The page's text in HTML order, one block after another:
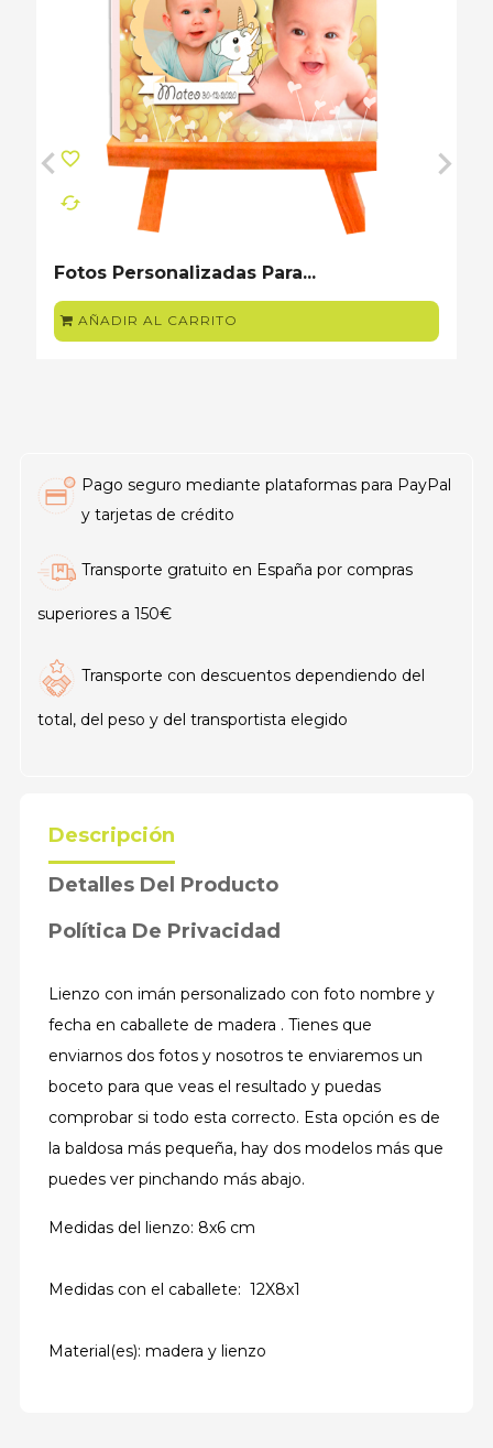
favorite_border
cached
Fotos Personalizadas Para...
AÑADIR AL CARRITO
Pago seguro mediante plataformas para PayPal
y tarjetas de crédito
Transporte gratuito en España por compras
superiores a 150€
Transporte con descuentos dependiendo del
total, del peso y del transportista elegido
Descripción
Detalles Del Producto
Política De Privacidad
Lienzo con imán personalizado con foto nombre y
fecha en caballete de madera . Tienes que
enviarnos dos fotos y nosotros te enviaremos un
boceto para que veas el resultado y puedas
comprobar si todo esta correcto. Esta opción es de
la baldosa más pequeña, hay dos modelos más que
puedes ver pinchando más abajo.
Medidas del lienzo: 8x6 cm
Medidas con el caballete: 12X8x1
Material(es): madera y lienzo